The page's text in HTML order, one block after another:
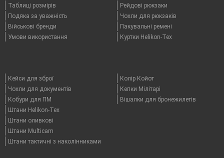
Таблицi розмірів
Подяка за уважність
Військові бренди
Умови використання
Рейдові рюкзаки
Чохли для рюкзаків
Пакувальні ремені
Куртки Helikon-Tex
Кейси для зброї
Чохли для документів
Кобури для ПМ
Штани Helikon-Tex
Штани оливкові
Штани Multicam
Штани тактичні з наколінниками
Колір Койот
Кепки Мілітарі
Вішалки для бронежилетів